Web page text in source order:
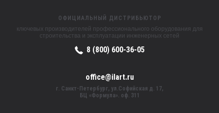
ОФИЦИАЛЬНЫЙ ДИСТРИБЬЮТОР
ключевых производителей профессионального оборудования для
строительства и эксплуатации инженерных сетей
8 (800) 600-36-05
office@ilart.ru
г. Санкт-Петербург, ул.Софийская д. 17,
БЦ «Формула». оф. 311